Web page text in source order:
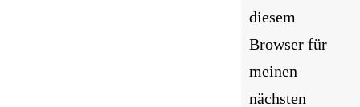
diesem
Browser für
meinen
nächsten